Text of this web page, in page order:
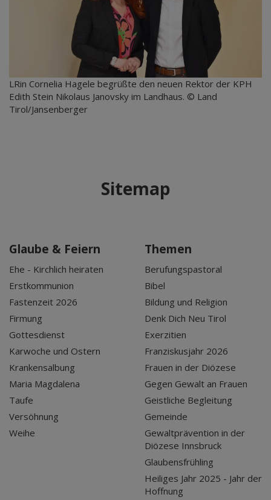
LRin Cornelia Hagele begrüßte den neuen Rektor der KPH
Edith Stein Nikolaus Janovsky im Landhaus. © Land
Tirol/Jansenberger
Sitemap
Glaube & Feiern
Ehe - Kirchlich heiraten
Erstkommunion
Fastenzeit 2026
Firmung
Gottesdienst
Karwoche und Ostern
Krankensalbung
Maria Magdalena
Taufe
Versöhnung
Weihe
Themen
Berufungspastoral
Bibel
Bildung und Religion
Denk Dich Neu Tirol
Exerzitien
Franziskusjahr 2026
Frauen in der Diözese
Gegen Gewalt an Frauen
Geistliche Begleitung
Gemeinde
Gewaltprävention in der
Diözese Innsbruck
Glaubensfrühling
Heiliges Jahr 2025 - Jahr der
Hoffnung